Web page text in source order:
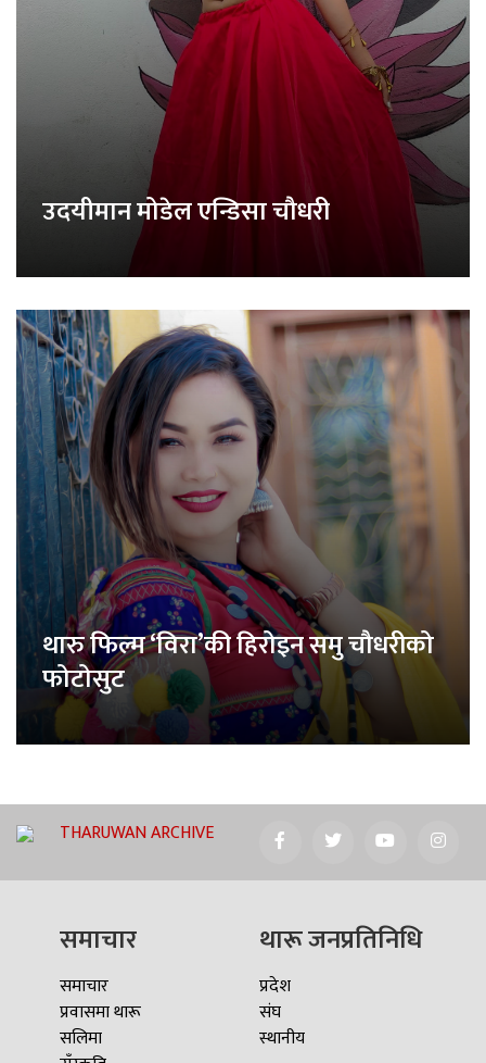
उदयीमान मोडेल एन्डिसा चौधरी
थारु फिल्म ‘विरा’की हिरोइन समु चौधरीको
फोटोसुट
THARUWAN ARCHIVE
समाचार
समाचार
प्रवासमा थारू
सलिमा
थारू जनप्रतिनिधि
प्रदेश
संघ
स्थानीय